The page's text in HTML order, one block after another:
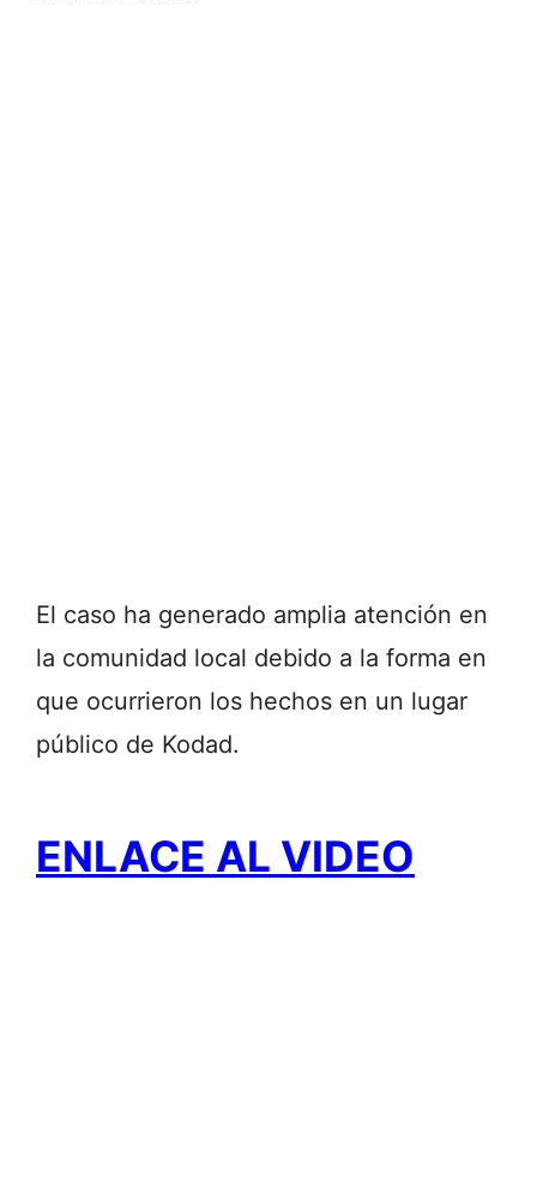
El caso ha generado amplia atención en
la comunidad local debido a la forma en
que ocurrieron los hechos en un lugar
público de Kodad.
ENLACE AL VIDEO